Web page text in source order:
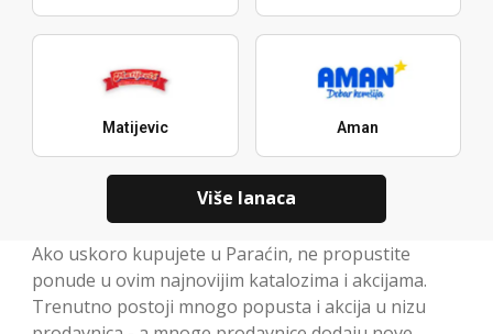
Matijevic Aman
Više lanaca
Ako uskoro kupujete u Paraćin, ne propustite
ponude u ovim najnovijim katalozima i akcijama.
Trenutno postoji mnogo popusta i akcija u nizu